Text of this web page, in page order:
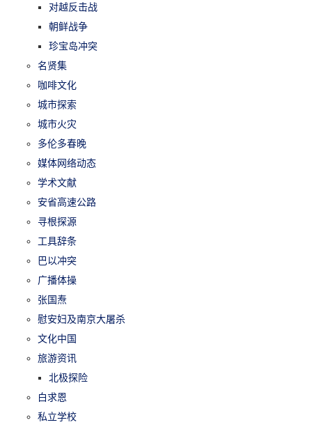
对越反击战
朝鲜战争
珍宝岛冲突
名贤集
咖啡文化
城市探索
城市火灾
多伦多春晚
媒体网络动态
学术文献
安省高速公路
寻根探源
工具辞条
巴以冲突
广播体操
张国焘
慰安妇及南京大屠杀
文化中国
旅游资讯
北极探险
白求恩
私立学校